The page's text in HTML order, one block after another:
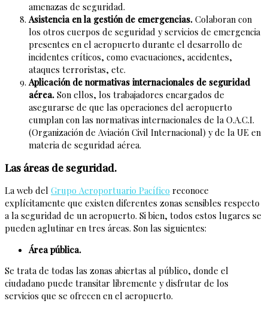
amenazas de seguridad.
Asistencia en la gestión de emergencias. Colaboran con
los otros cuerpos de seguridad y servicios de emergencia
presentes en el aeropuerto durante el desarrollo de
incidentes críticos, como evacuaciones, accidentes,
ataques terroristas, etc.
Aplicación de normativas internacionales de seguridad
aérea. Son ellos, los trabajadores encargados de
asegurarse de que las operaciones del aeropuerto
cumplan con las normativas internacionales de la O.A.C.I.
(Organización de Aviación Civil Internacional) y de la UE en
materia de seguridad aérea.
Las áreas de seguridad.
La web del Grupo Aeroportuario Pacífico reconoce
explícitamente que existen diferentes zonas sensibles respecto
a la seguridad de un aeropuerto. Si bien, todos estos lugares se
pueden aglutinar en tres áreas. Son las siguientes:
Área pública.
Se trata de todas las zonas abiertas al público, donde el
ciudadano puede transitar libremente y disfrutar de los
servicios que se ofrecen en el aeropuerto.